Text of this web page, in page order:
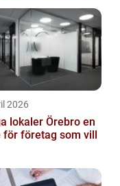
2026
lokaler Örebro en
för företag som vill